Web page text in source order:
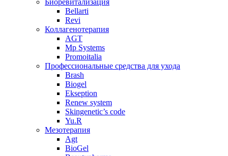
Биоревитализация
Bellarti
Revi
Коллагенотерапия
AGT
Mp Systems
Promoitalia
Профессиональные средства для ухода
Brash
Biogel
Ekseption
Renew system
Skingenetic’s code
Yu.R
Мезотерапия
Agt
BioGel